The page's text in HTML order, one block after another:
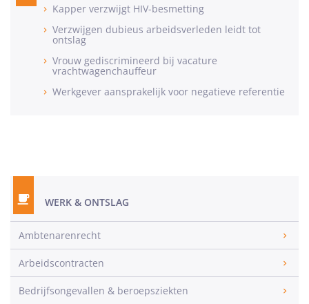
Kapper verzwijgt HIV-besmetting
Verzwijgen dubieus arbeidsverleden leidt tot
ontslag
Vrouw gediscrimineerd bij vacature
vrachtwagenchauffeur
Werkgever aansprakelijk voor negatieve referentie
WERK & ONTSLAG
Ambtenarenrecht
Arbeidscontracten
Bedrijfsongevallen & beroepsziekten